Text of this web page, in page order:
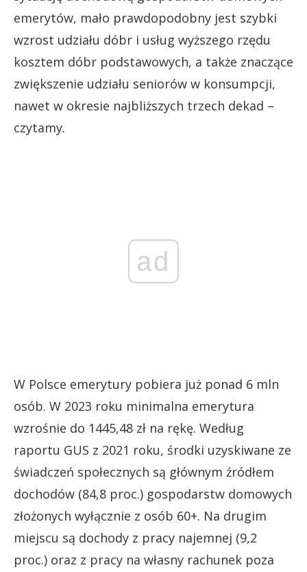
emerytów, mało prawdopodobny jest szybki
wzrost udziału dóbr i usług wyższego rzędu
kosztem dóbr podstawowych, a także znaczące
zwiększenie udziału seniorów w konsumpcji,
nawet w okresie najbliższych trzech dekad –
czytamy.
ad
W Polsce emerytury pobiera już ponad 6 mln
osób. W 2023 roku minimalna emerytura
wzrośnie do 1445,48 zł na rękę. Według
raportu GUS z 2021 roku, środki uzyskiwane ze
świadczeń społecznych są głównym źródłem
dochodów (84,8 proc.) gospodarstw domowych
złożonych wyłącznie z osób 60+. Na drugim
miejscu są dochody z pracy najemnej (9,2
proc.) oraz z pracy na własny rachunek poza